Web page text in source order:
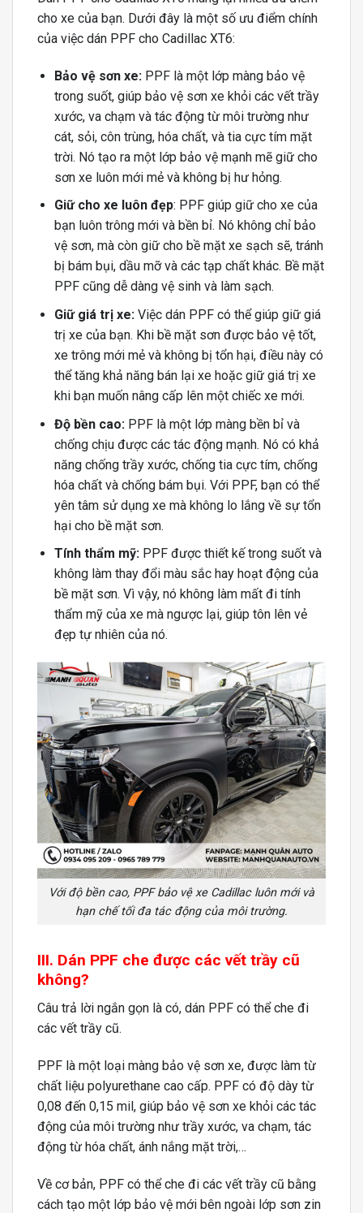
cho xe của bạn. Dưới đây là một số ưu điểm chính
của việc dán PPF cho Cadillac XT6:
Bảo vệ sơn xe:PPF là một lớp màng bảo vệ
trong suốt, giúp bảo vệ sơn xe khỏi các vết trầy
xước, va chạm và tác động từ môi trường như
cát, sỏi, côn trùng, hóa chất, và tia cực tím mặt
trời. Nó tạo ra một lớp bảo vệ mạnh mẽ giữ cho
sơn xe luôn mới mẻ và không bị hư hỏng.
Giữ cho xe luôn đẹp: PPF giúp giữ cho xe của
bạn luôn trông mới và bền bỉ. Nó không chỉ bảo
vệ sơn, mà còn giữ cho bề mặt xe sạch sẽ, tránh
bị bám bụi, dầu mỡ và các tạp chất khác. Bề mặt
PPF cũng dễ dàng vệ sinh và làm sạch.
Giữ giá trị xe:Việc dán PPF có thể giúp giữ giá
trị xe của bạn. Khi bề mặt sơn được bảo vệ tốt,
xe trông mới mẻ và không bị tổn hại, điều này có
thể tăng khả năng bán lại xe hoặc giữ giá trị xe
khi bạn muốn nâng cấp lên một chiếc xe mới.
Độ bền cao:PPF là một lớp màng bền bỉ và
chống chịu được các tác động mạnh. Nó có khả
năng chống trầy xước, chống tia cực tím, chống
hóa chất và chống bám bụi. Với PPF, bạn có thể
yên tâm sử dụng xe mà không lo lắng về sự tổn
hại cho bề mặt sơn.
Tính thẩm mỹ:PPF được thiết kế trong suốt và
không làm thay đổi màu sắc hay hoạt động của
bề mặt sơn. Vì vậy, nó không làm mất đi tính
thẩm mỹ của xe mà ngược lại, giúp tôn lên vẻ
đẹp tự nhiên của nó.
Với độ bền cao, PPF bảo vệ xe Cadillac luôn mới và
hạn chế tối đa tác động của môi trường.
III. Dán PPF che được các vết trầy cũ
không?
Câu trả lời ngắn gọn là có, dán PPF có thể che đi
các vết trầy cũ.
PPF là một loại màng bảo vệ sơn xe, được làm từ
chất liệu polyurethane cao cấp. PPF có độ dày từ
0,08 đến 0,15 mil, giúp bảo vệ sơn xe khỏi các tác
động của môi trường như trầy xước, va chạm, tác
động từ hóa chất, ánh nắng mặt trời,…
Về cơ bản, PPF có thể che đi các vết trầy cũ bằng
cách tạo một lớp bảo vệ mới bên ngoài lớp sơn zin